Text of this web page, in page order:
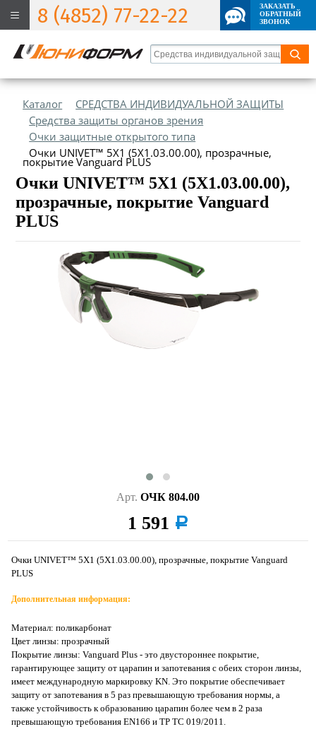
8 (4852) 77-22-22
ЗАКАЗАТЬ
ОБРАТНЫЙ
ЗВОНОК
Каталог
СРЕДСТВА ИНДИВИДУАЛЬНОЙ ЗАЩИТЫ
Средства защиты органов зрения
Очки защитные открытого типа
Очки UNIVET™ 5Х1 (5Х1.03.00.00), прозрачные,
покрытие Vanguard PLUS
Очки UNIVET™ 5Х1 (5Х1.03.00.00),
прозрачные, покрытие Vanguard
PLUS
Арт. ОЧК 804.00
1 591 a
Очки UNIVET™ 5Х1 (5Х1.03.00.00), прозрачные, покрытие Vanguard
PLUS
Дополнительная информация:
Материал: поликарбонат
Цвет линзы: прозрачный
Покрытие линзы: Vanguard Plus - это двустороннее покрытие,
гарантирующее защиту от царапин и запотевания с обеих сторон линзы,
имеет международную маркировку KN. Это покрытие обеспечивает
защиту от запотевания в 5 раз превышающую требования нормы, а
также устойчивость к образованию царапин более чем в 2 раза
превышающую требования EN166 и ТР ТС 019/2011.